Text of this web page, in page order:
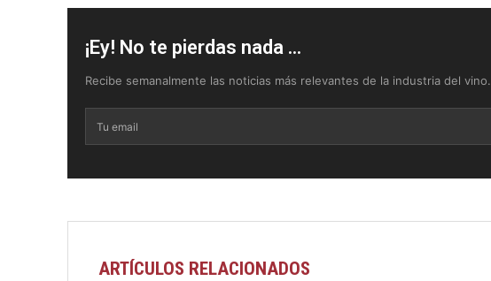
¡Ey! No te pierdas nada ...
Recibe semanalmente las noticias más relevantes de la industria del vino.
ARTÍCULOS RELACIONADOS